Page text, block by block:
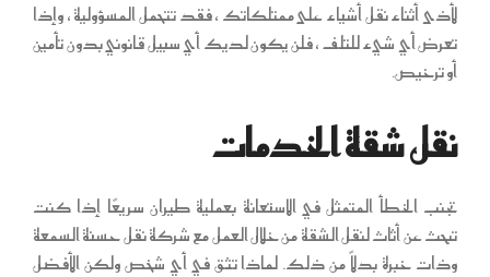
لأذى أثناء نقل أشياء على ممتلكاتك ، فقد تتحمل المسؤولية ، وإذا
تعرض أي شيء للتلف ، فلن يكون لديك أي سبيل قانوني بدون تأمين
أو ترخيص.
نقل شقة الخدمات
تجنب الخطأ المتمثل في الاستعانة بعملية طيران سريعًا إذا كنت
تبحث عن أثاث لنقل الشقة من خلال العمل مع شركة نقل حسنة السمعة
وذات خبرة بدلاً من ذلك. لماذا تثق في أي شخص ولكن الأفضل